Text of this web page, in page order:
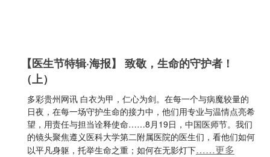
【医生节特辑·海报】 致敬，生命的守护者！
（上）
多彩贵州网讯 白衣为甲，仁心为剑。在每一个与病魔较量的
日夜，在每一场守护生命的接力中，他们用专业与温情点亮希
望，用责任与担当诠释使命……8月19日，中国医师节。我们
的镜头聚焦遵义医科大学第二附属医院的医生们，看他们如何
以平凡身躯，托举生命之重；如何在无影灯下……更多